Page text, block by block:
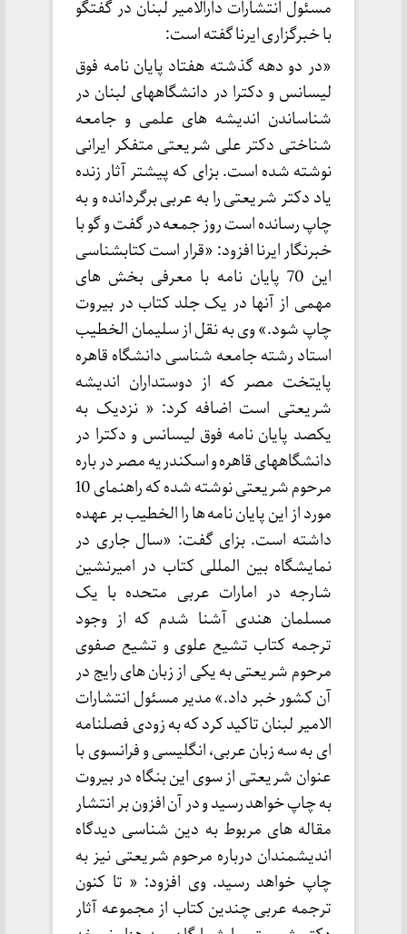
مسئول انتشارات دارالامیر لبنان در گفتگو
با خبرگزاری ایرنا گفته است:
«در دو دهه گذشته هفتاد پایان نامه فوق
لیسانس و دکترا در دانشگاههای لبنان در
شناساندن اندیشه های علمی و جامعه
شناختی دکتر علی شریعتی متفکر ایرانی
نوشته شده است. بزای که پیشتر آثار زنده
یاد دکتر شریعتی را به عربی برگردانده و به
چاپ رسانده است روز جمعه در گفت و گو با
خبرنگار ایرنا افزود: «قرار است کتابشناسی
این 70 پایان نامه با معرفی بخش های
مهمی از آنها در یک جلد کتاب در بیروت
چاپ شود.» وی به نقل از سلیمان الخطیب
استاد رشته جامعه شناسی دانشگاه قاهره
پایتخت مصر که از دوستداران اندیشه
شریعتی است اضافه کرد: « نزدیک به
یکصد پایان نامه فوق لیسانس و دکترا در
دانشگاههای قاهره و اسکندریه مصر در باره
مرحوم شریعتی نوشته شده که راهنمای 10
مورد از این پایان نامه ها را الخطیب بر عهده
داشته است. بزای گفت: «سال جاری در
نمایشگاه بین المللی کتاب در امیرنشین
شارجه در امارات عربی متحده با یک
مسلمان هندی آشنا شدم که از وجود
ترجمه کتاب تشیع علوی و تشیع صفوی
مرحوم شریعتی به یکی از زبان های رایج در
آن کشور خبر داد.» مدیر مسئول انتشارات
الامیر لبنان تاکید کرد که به زودی فصلنامه
ای به سه زبان عربی، انگلیسی و فرانسوی با
عنوان شریعتی از سوی این بنگاه در بیروت
به چاپ خواهد رسید و در آن افزون بر انتشار
مقاله های مربوط به دین شناسی دیدگاه
اندیشمندان درباره مرحوم شریعتی نیز به
چاپ خواهد رسید. وی افزود: « تا کنون
ترجمه عربی چندین کتاب از مجموعه آثار